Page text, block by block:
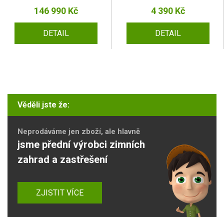
146 990 Kč
DETAIL
4 390 Kč
DETAIL
Věděli jste že:
Neprodáváme jen zboží, ale hlavně
jsme přední výrobci zimních
zahrad a zastřešení
ZJISTIT VÍCE